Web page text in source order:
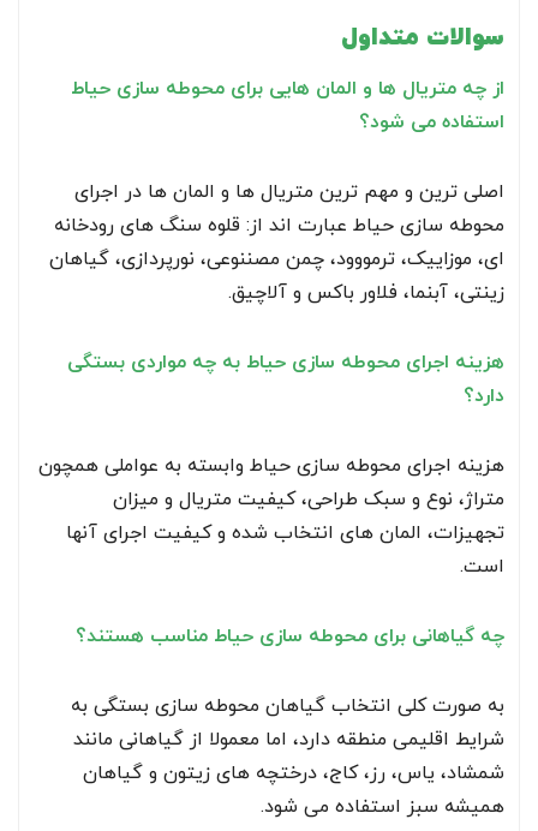
سوالات متداول
از چه متریال ها و المان هایی برای محوطه سازی حیاط
استفاده می شود؟
اصلی ترین و مهم ترین متریال ها و المان ها در اجرای
محوطه سازی حیاط عبارت اند از: قلوه سنگ های رودخانه
ای، موزاییک، ترمووود، چمن مصننوعی، نورپردازی، گیاهان
زینتی، آبنما، فلاور باکس و آلاچیق.
هزینه اجرای محوطه سازی حیاط به چه مواردی بستگی
دارد؟
هزینه اجرای محوطه سازی حیاط وابسته به عواملی همچون
متراژ، نوع و سبک طراحی، کیفیت متریال و میزان
تجهیزات، المان های انتخاب شده و کیفیت اجرای آنها
است.
چه گیاهانی برای محوطه سازی حیاط مناسب هستند؟
به صورت کلی انتخاب گیاهان محوطه سازی بستگی به
شرایط اقلیمی منطقه دارد، اما معمولا از گیاهانی مانند
شمشاد، یاس، رز، کاج، درختچه های زیتون و گیاهان
همیشه سبز استفاده می شود.